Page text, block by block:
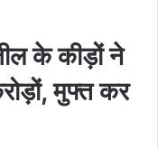
के कीड़ों ने
मुफ्त कर